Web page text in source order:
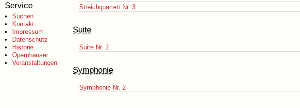
Service
Suchen
Kontakt
Impressum
Datenschutz
Historie
Opernhäuser
Veranstaltungen
Streichquartett Nr. 3
Suite
Suite Nr. 2
Symphonie
Symphonie Nr. 2